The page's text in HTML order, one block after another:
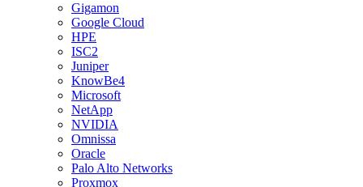
Gigamon
Google Cloud
HPE
ISC2
Juniper
KnowBe4
Microsoft
NetApp
NVIDIA
Omnissa
Oracle
Palo Alto Networks
Proxmox